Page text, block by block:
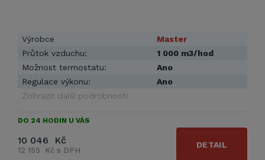
Výrobce
Master
Průtok vzduchu:
1 000 m3/hod
Možnost termostatu:
Ano
Regulace výkonu:
Ano
Zobrazit další podrobnosti
DO 24 HODIN U VÁS
10 046 Kč
12 155 Kč s DPH
DETAIL